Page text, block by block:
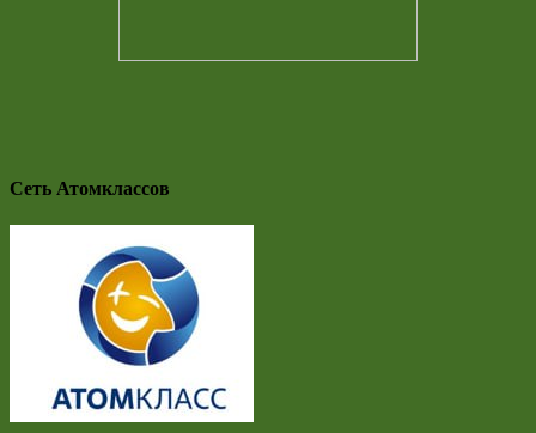
Сеть Атомклассов